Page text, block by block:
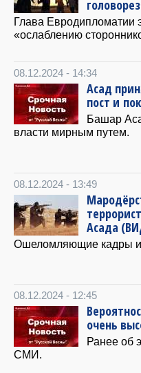
Глава Евродипломатии
«ослаблению
08.12.2024 - 14:34
Асад
пост и
Башар
власти мирным путем.
08.12.2024 - 13:49
Асада
Ошеломляющие кадры
08.12.2024 - 12:45
очень
Ранее об
СМИ.